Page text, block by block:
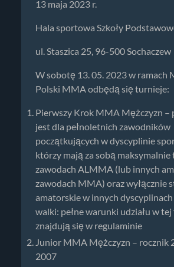
13 maja 2023 r.
Hala sportowa Szkoły
ul. Staszica 25, 96-500 Sochaczew
W sobotę 13. 05. 2023 w ramach
Polski MMA odbędą się turnieje:
Pierwszy Krok MMA Mężczyzn –
jest dla pełnoletnich zawodników
początkujących w dyscyplinie
którzy mają za sobą
zawodach ALMMA (lub innych
zawodach MMA) oraz wyłącznie
amatorskie w innych
walki: pełne warunki udziału w
znajdują się w regulaminie
Junior MMA Mężczyzn – rocznik
2007